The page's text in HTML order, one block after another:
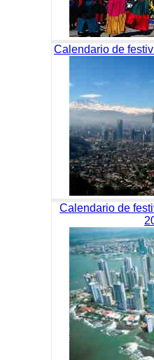
Calendario de
Calendario de